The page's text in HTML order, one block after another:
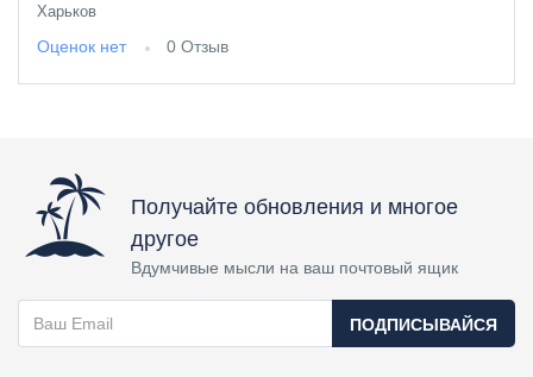
Харьков
Оценок нет 0 Отзыв
Получайте обновления и многое
другое
Вдумчивые мысли на ваш почтовый ящик
ПОДПИСЫВАЙСЯ